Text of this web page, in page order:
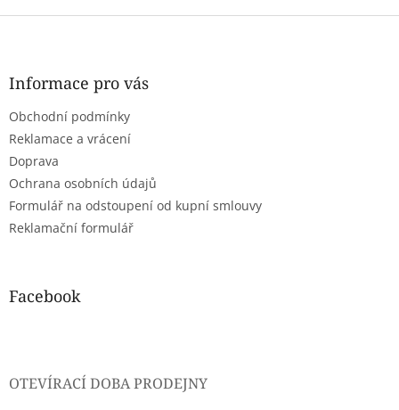
y
Z
Informace pro vás
Obchodní podmínky
Reklamace a vrácení
Doprava
Ochrana osobních údajů
Formulář na odstoupení od kupní smlouvy
Reklamační formulář
Facebook
OTEVÍRACÍ DOBA PRODEJNY